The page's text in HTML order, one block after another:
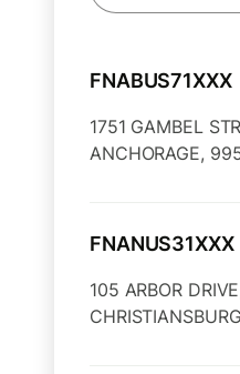
FNABUS71XXX
1751 GAMBEL
ANCHORAGE,
FNANUS31XXX
105 ARBOR